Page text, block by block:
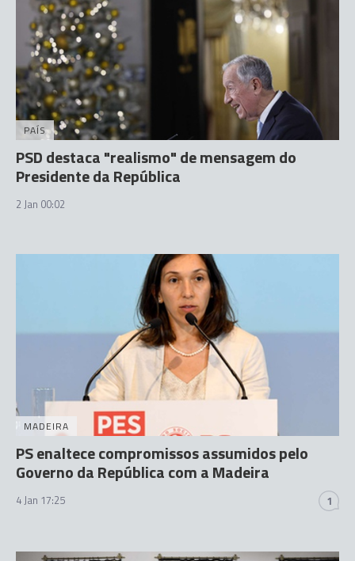
PAÍS
PSD destaca "realismo" de mensagem do
Presidente da República
2 Jan 00:02
MADEIRA
PS enaltece compromissos assumidos pelo
Governo da República com a Madeira
4 Jan 17:25 1